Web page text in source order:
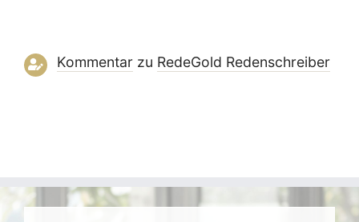
Kommentarzu RedeGold Reden­schreiber